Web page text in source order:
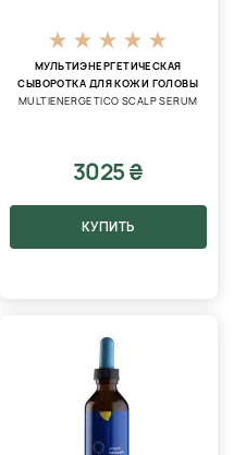
МУЛЬТИЭНЕРГЕТИЧЕСКАЯ
СЫВОРОТКА ДЛЯ КОЖИ ГОЛОВЫ
MULTIENERGETICO SCALP SERUM
3025 ₴
КУПИТЬ